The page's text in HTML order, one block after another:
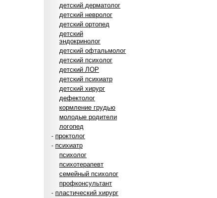
детский дерматолог
детский невролог
детский ортопед
детский
эндокринолог
детский офтальмолог
детский психолог
детский ЛОР
детский психиатр
детский хирург
дефектолог
кормление грудью
молодые родители
логопед
- проктолог
- психиатр
психолог
психотерапевт
семейный психолог
профконсультант
- пластический хирург